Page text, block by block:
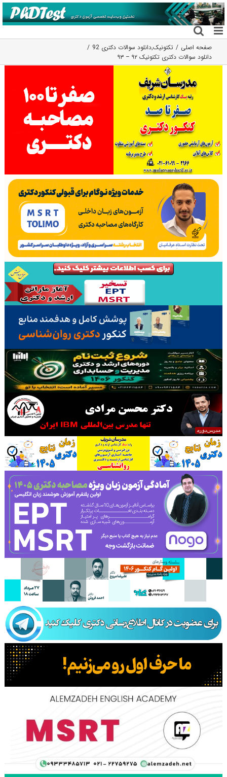
رفتن
به
محتوا
صفحه اصلی تکتونیک,دانلود سوالات دکتری 92
دانلود سوالات دکتری تکتونیک ۹۲ – ۹۳